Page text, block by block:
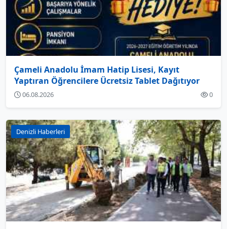
Çameli Anadolu İmam Hatip Lisesi, Kayıt
Yaptıran Öğrencilere Ücretsiz Tablet Dağıtıyor
06.08.2026 0
Denizli Haberleri